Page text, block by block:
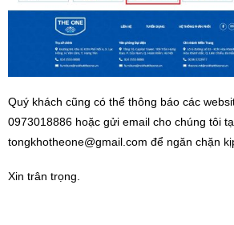
Quý khách cũng có thể thông báo các
0973018886 hoặc gửi email cho chúng tôi
tongkhotheone@gmail.com để ngăn chặn
Xin trân trọng.